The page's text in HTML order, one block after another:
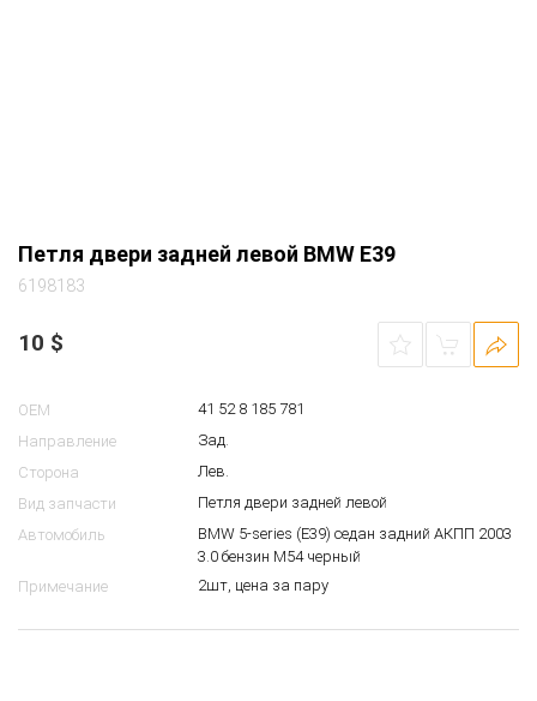
Петля двери задней левой BMW E39
6198183
10 $
OEM
41 52 8 185 781
Направление
Зад.
Сторона
Лев.
Вид запчасти
Петля двери задней левой
Автомобиль
BMW 5-series (E39) седан задний АКПП 2003
3.0 бензин M54 черный
Примечание
2шт, цена за пару